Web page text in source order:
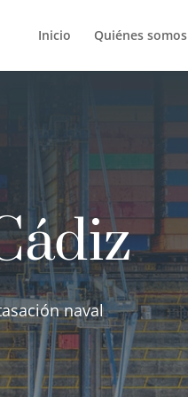
Inicio Quiénes somos
naval